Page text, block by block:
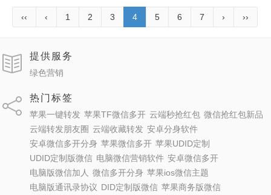
‹‹ ‹ 1 2 3 4 5 6 7 › ››
提供服务
绿色营销
热门标签
苹果一键转发 苹果TF微信多开 云端秒抢红包 微信抢红包新品
云端转发朋友圈 云端收藏转发 安卓分身软件
安卓微信多开分身 苹果微信多开 苹果UDID定制
UDID定制版微信 电脑微信营销软件 安卓微信多开
电脑版微信加人 微信多开分身 苹果ios微信主题
电脑版通讯录协议 DID定制版微信 苹果商务版微信